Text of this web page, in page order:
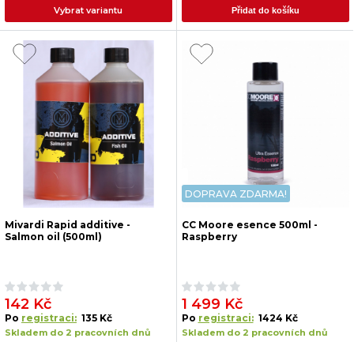
Vybrat variantu Přidat do košíku
Mivardi Rapid additive -
Salmon oil (500ml)
142 Kč
Po registraci: 135 Kč
Skladem do 2 pracovních dnů
DOPRAVA ZDARMA!
CC Moore esence 500ml -
Raspberry
1 499 Kč
Po registraci: 1424 Kč
Skladem do 2 pracovních dnů